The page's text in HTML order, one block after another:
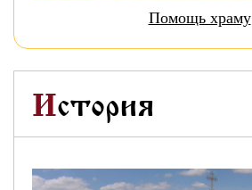
Помощь храму
История